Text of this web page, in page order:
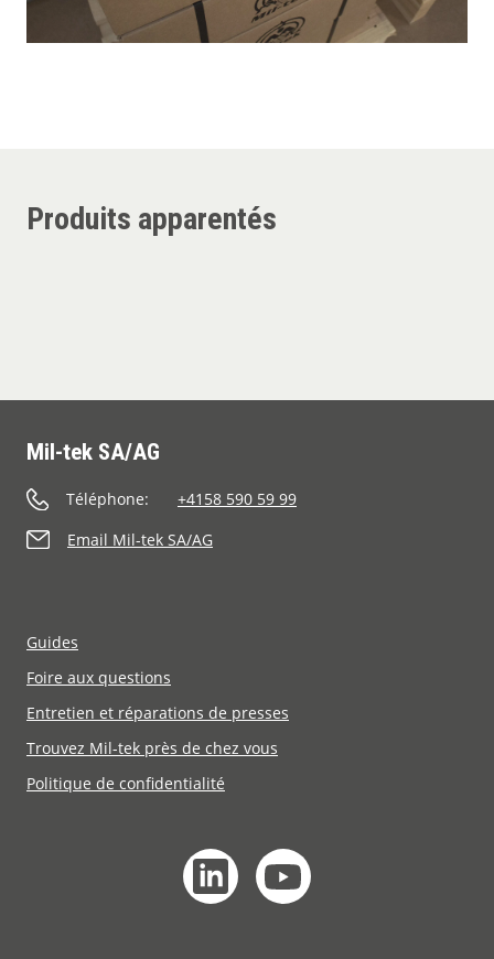
Produits apparentés
Mil-tek SA/AG
Téléphone:
+4158 590 59 99
Email Mil-tek SA/AG
Guides
Foire aux questions
Entretien et réparations de presses
Trouvez Mil-tek près de chez vous
Politique de confidentialité